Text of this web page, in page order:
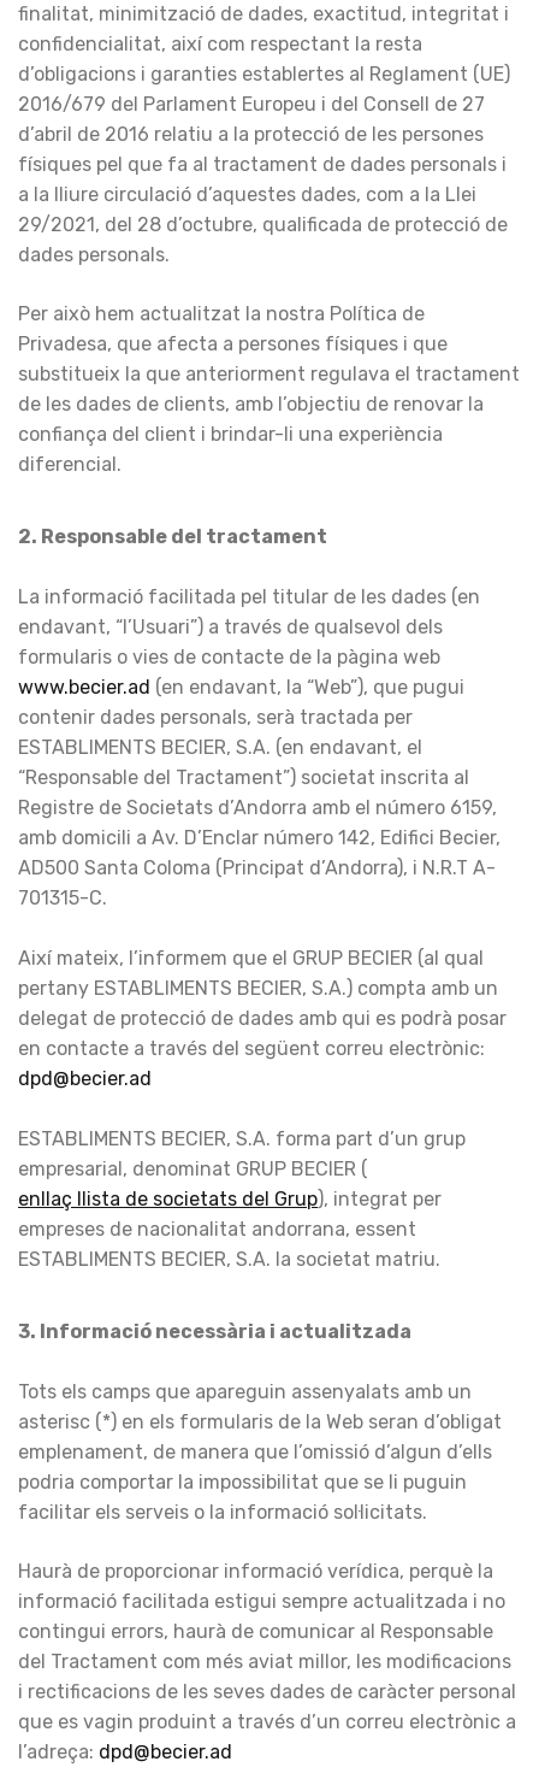
finalitat, minimització de dades, exactitud, integritat i
confidencialitat, així com respectant la resta
d’obligacions i garanties establertes al Reglament (UE)
2016/679 del Parlament Europeu i del Consell de 27
d’abril de 2016 relatiu a la protecció de les persones
físiques pel que fa al tractament de dades personals i
a la lliure circulació d’aquestes dades, com a la Llei
29/2021, del 28 d’octubre, qualificada de protecció de
dades personals.
Per això hem actualitzat la nostra Política de
Privadesa, que afecta a persones físiques i que
substitueix la que anteriorment regulava el tractament
de les dades de clients, amb l’objectiu de renovar la
confiança del client i brindar-li una experiència
diferencial.
2. Responsable del tractament
La informació facilitada pel titular de les dades (en
endavant, “l’Usuari”) a través de qualsevol dels
formularis o vies de contacte de la pàgina web
www.becier.ad (en endavant, la “Web”), que pugui
contenir dades personals, serà tractada per
ESTABLIMENTS BECIER, S.A. (en endavant, el
“Responsable del Tractament”) societat inscrita al
Registre de Societats d’Andorra amb el número 6159,
amb domicili a Av. D’Enclar número 142, Edifici Becier,
AD500 Santa Coloma (Principat d’Andorra), i N.R.T A-
701315-C.
Així mateix, l’informem que el GRUP BECIER (al qual
pertany ESTABLIMENTS BECIER, S.A.) compta amb un
delegat de protecció de dades amb qui es podrà posar
en contacte a través del següent correu electrònic:
dpd@becier.ad
ESTABLIMENTS BECIER, S.A. forma part d’un grup
empresarial, denominat GRUP BECIER (
enllaç llista de societats del Grup), integrat per
empreses de nacionalitat andorrana, essent
ESTABLIMENTS BECIER, S.A. la societat matriu.
3. Informació necessària i actualitzada
Tots els camps que apareguin assenyalats amb un
asterisc (*) en els formularis de la Web seran d’obligat
emplenament, de manera que l’omissió d’algun d’ells
podria comportar la impossibilitat que se li puguin
facilitar els serveis o la informació sol·licitats.
Haurà de proporcionar informació verídica, perquè la
informació facilitada estigui sempre actualitzada i no
contingui errors, haurà de comunicar al Responsable
del Tractament com més aviat millor, les modificacions
i rectificacions de les seves dades de caràcter personal
que es vagin produint a través d’un correu electrònic a
l’adreça: dpd@becier.ad